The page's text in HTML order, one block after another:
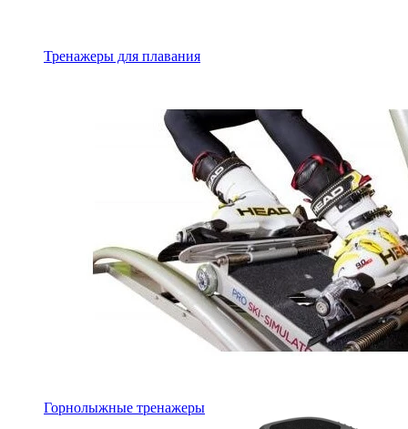
Тренажеры для плавания
Горнолыжные тренажеры